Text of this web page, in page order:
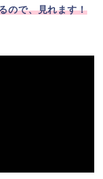
ので、見れます！